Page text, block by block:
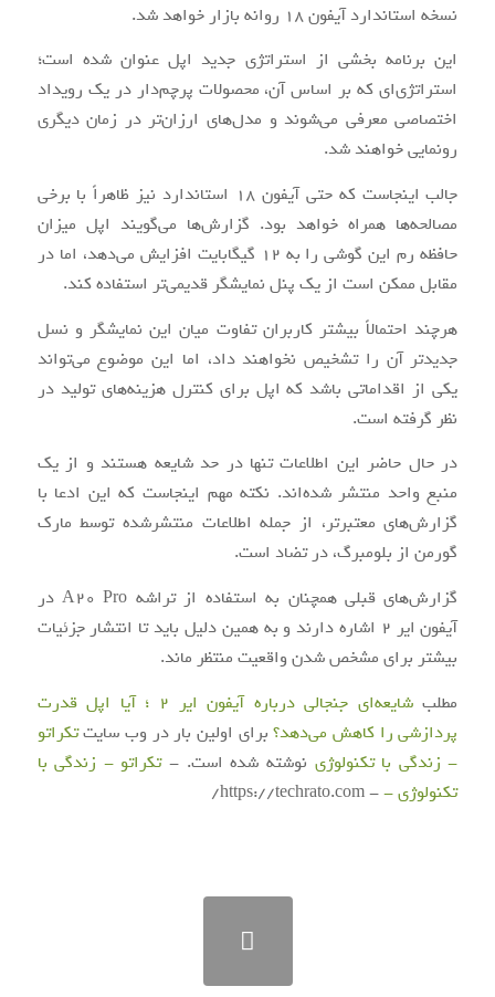
نسخه استاندارد آیفون ۱۸ روانه بازار خواهد شد.
این برنامه بخشی از استراتژی جدید اپل عنوان شده است؛
استراتژی‌ای که بر اساس آن، محصولات پرچم‌دار در یک رویداد
اختصاصی معرفی می‌شوند و مدل‌های ارزان‌تر در زمان دیگری
رونمایی خواهند شد.
جالب اینجاست که حتی آیفون ۱۸ استاندارد نیز ظاهراً با برخی
مصالحه‌ها همراه خواهد بود. گزارش‌ها می‌گویند اپل میزان
حافظه رم این گوشی را به 12 گیگابایت افزایش می‌دهد، اما در
مقابل ممکن است از یک پنل نمایشگر قدیمی‌تر استفاده کند.
هرچند احتمالاً بیشتر کاربران تفاوت میان این نمایشگر و نسل
جدیدتر آن را تشخیص نخواهند داد، اما این موضوع می‌تواند
یکی از اقداماتی باشد که اپل برای کنترل هزینه‌های تولید در
نظر گرفته است.
در حال حاضر این اطلاعات تنها در حد شایعه هستند و از یک
منبع واحد منتشر شده‌اند. نکته مهم اینجاست که این ادعا با
گزارش‌های معتبرتر، از جمله اطلاعات منتشرشده توسط مارک
گورمن از بلومبرگ، در تضاد است.
گزارش‌های قبلی همچنان به استفاده از تراشه A20 Pro در
آیفون ایر 2 اشاره دارند و به همین دلیل باید تا انتشار جزئیات
بیشتر برای مشخص شدن واقعیت منتظر ماند.
مطلب
شایعه‌ای جنجالی درباره آیفون ایر 2 ؛ آیا اپل قدرت
پردازشی را کاهش می‌دهد؟برای اولین بار در وب سایتتکراتو
- زندگی با تکنولوژی نوشته شده است. -تکراتو - زندگی با
تکنولوژی -- https://techrato.com/